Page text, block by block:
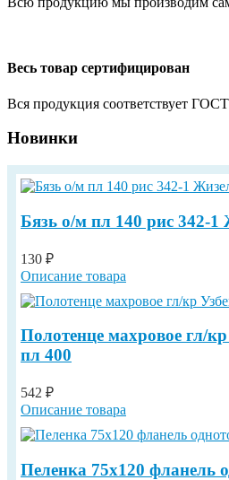
Весь товар сертифицирован
Вся продукция соответствует ГОСТ
Новинки
Бязь о/м пл 140 рис 342-1
130 ₽
Описание товара
Полотенце махровое гл/
пл 400
542 ₽
Описание товара
Пеленка 75х120 фланель